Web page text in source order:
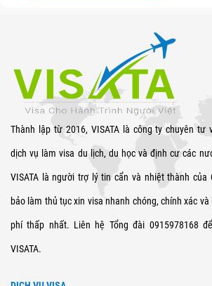
Thành lập từ 2016, VISATA là công ty chuyên tư
dịch vụ làm visa du lịch, du học và định cư các
VISATA là người trợ lý tin cẩn và nhiệt thành của
bảo làm thủ tục xin visa nhanh chóng, chính xác
phí thấp nhất. Liên hệ Tổng đài 0915978168
VISATA.